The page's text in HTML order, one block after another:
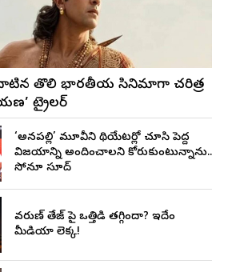
దాటిన తొలి భారతీయ సినిమాగా చరిత్ర
ట్రైలర్
‘అనకాపల్లి’ మూవీని థియేటర్లో చూసి పెద్ద
విజయాన్ని అందించాలని కోరుకుంటున్నాను..
సోనూ సూద్
వరుణ్ తేజ్‌ పై ఒత్తిడి తగ్గిందా? ఇదేం
మీడియా లెక్క!